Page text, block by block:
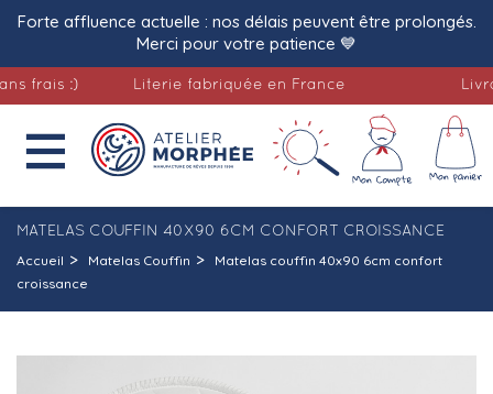
Forte affluence actuelle : nos délais peuvent être prolongés.
Merci pour votre patience 💙
:) Literie fabriquée en France

MATELAS COUFFIN 40X90 6CM CONFORT CROISSANCE
Accueil Matelas Couffin
Matelas couffin 40x90 6cm confort
croissance